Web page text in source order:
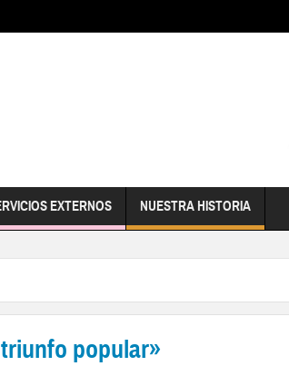
EXTERNOS NUESTRA HISTORIA
popular»